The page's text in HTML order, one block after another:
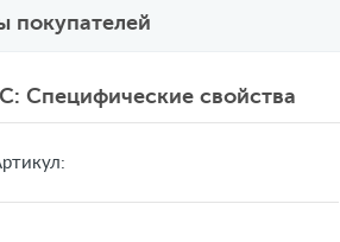
покупателей
Специфические свойства